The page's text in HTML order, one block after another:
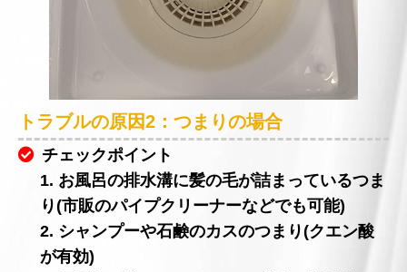
トラブルの原因2：つまりの場合
チェックポイント
1. お風呂の排水溝に髪の毛が詰まっているつま
り(市販のパイプクリーナーなどでも可能)
2. シャンプーや石鹸のカスのつまり(クエン酸
が有効)